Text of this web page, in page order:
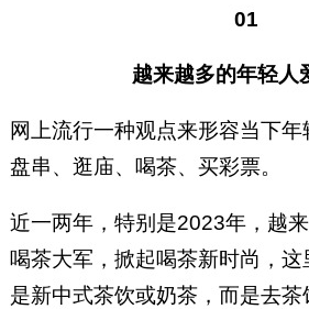
01
越来越多的年轻人
网上流行一种观点来形容当下年
盘串、逛庙、喝茶、买彩票。
近一两年，特别是2023年，越
喝茶大军，掀起喝茶新时尚，
是新中式茶饮或奶茶，而是去茶